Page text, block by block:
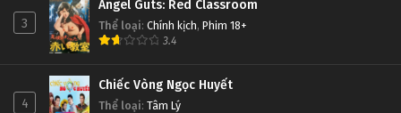
3
Angel Guts: Red Classroom
Thể loại: Chính kịch, Phim 18+
3.4
4
Chiếc Vòng Ngọc Huyết
Thể loại: Tâm Lý